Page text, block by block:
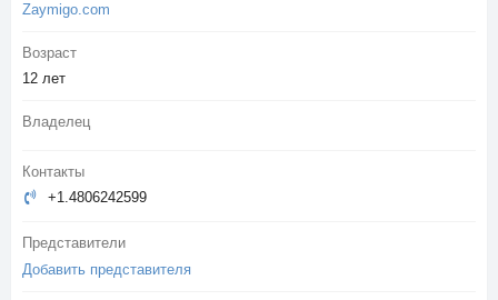
Zaymigo.com
Возраст
12 лет
Владелец
Контакты
+1.4806242599
Представители
Добавить представителя